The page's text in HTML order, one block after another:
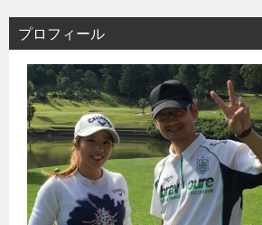
プロフィール